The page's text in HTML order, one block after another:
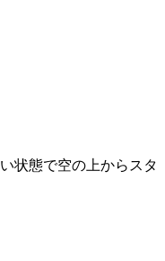
状態で空の上からスタ